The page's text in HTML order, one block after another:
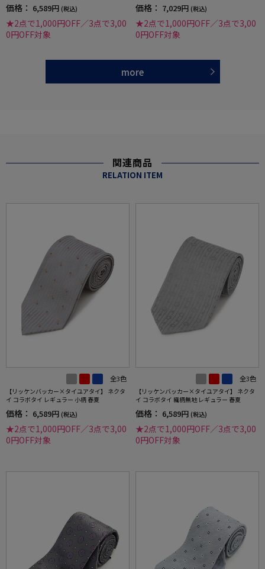
価格： 6,589円 (税込)
★2点で1,000円OFF／3点で3,00
0円OFF対象
価格： 7,029円 (税込)
★2点で1,000円OFF／3点で3,00
0円OFF対象
more
関連商品
RELATION ITEM
全3色
【リッケンバッカー×タイユアタイ】 ネクタ
イ コラボタイ レギュラー 小柄 春夏
価格： 6,589円 (税込)
★2点で1,000円OFF／3点で3,00
0円OFF対象
全3色
【リッケンバッカー×タイユアタイ】 ネクタ
イ コラボタイ 織柄無地 レギュラー 春夏
価格： 6,589円 (税込)
★2点で1,000円OFF／3点で3,00
0円OFF対象